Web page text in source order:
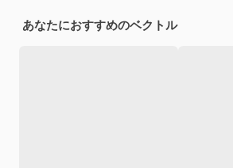
あなたにおすすめのベクトル